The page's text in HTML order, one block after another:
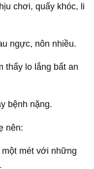
chơi, quấy khóc, li
ngực, nôn nhiều.
thấy lo lắng bất an
bệnh nặng.
nên:
mét với những